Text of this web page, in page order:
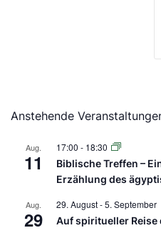
Anstehende
Aug.
11
17:00 - 18:30
Biblische Treffen –
Erzählung des
Aug.
29
29. August-5. September
Auf spiritueller